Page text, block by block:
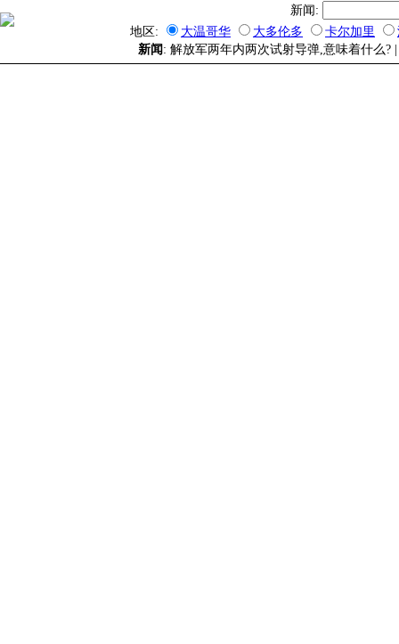
新闻:
地区:
大温哥华 大多伦多 卡尔加里
新闻 : 解放军两年内两次试射导弹,意味着什么?